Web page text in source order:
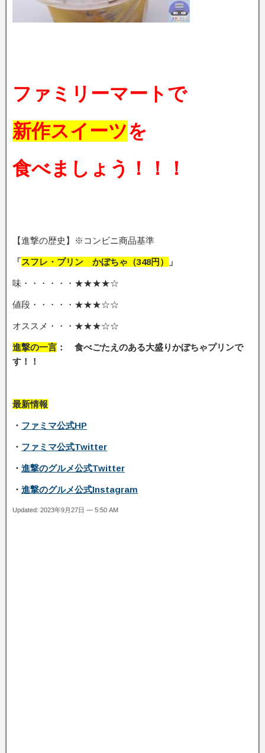
ファミリーマートで
新作スイーツを
食べましょう！！！
【進撃の歴史】※コンビニ商品基準
「スフレ・プリン かぼちゃ（348円） 」
味・・・・・・★★★★☆
値段・・・・・★★★☆☆
オススメ・・・★★★☆☆
進撃の一言 ： 食べごたえのある大盛りかぼちゃプリンで
す！！
最新情報
・ ファミマ公式HP
・ ファミマ公式Twitter
・ 進撃のグルメ公式Twitter
・ 進撃のグルメ公式Instagram
Updated: 2023年9月27日 — 5:50 AM